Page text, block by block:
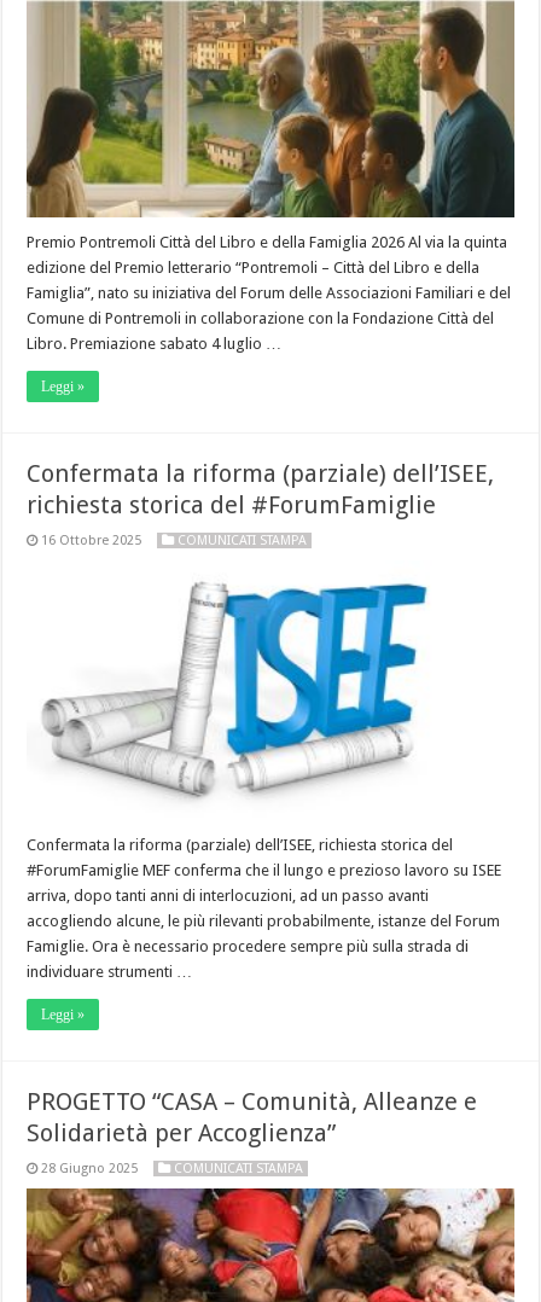
Premio Pontremoli Città del Libro e della Famiglia 2026 Al via la quinta
edizione del Premio letterario “Pontremoli – Città del Libro e della
Famiglia”, nato su iniziativa del Forum delle Associazioni Familiari e del
Comune di Pontremoli in collaborazione con la Fondazione Città del
Libro. Premiazione sabato 4 luglio …
Leggi »
Confermata la riforma (parziale) dell’ISEE,
richiesta storica del #ForumFamiglie
16 Ottobre 2025 COMUNICATI STAMPA
Confermata la riforma (parziale) dell’ISEE, richiesta storica del
#ForumFamiglie MEF conferma che il lungo e prezioso lavoro su ISEE
arriva, dopo tanti anni di interlocuzioni, ad un passo avanti
accogliendo alcune, le più rilevanti probabilmente, istanze del Forum
Famiglie. Ora è necessario procedere sempre più sulla strada di
individuare strumenti …
Leggi »
PROGETTO “CASA – Comunità, Alleanze e
Solidarietà per Accoglienza”
28 Giugno 2025 COMUNICATI STAMPA